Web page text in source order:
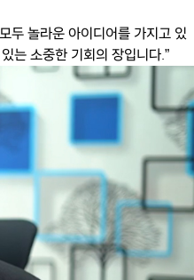
두 놀라운 아이디어를 가지고 있
는 소중한 기회의 장입니다.”